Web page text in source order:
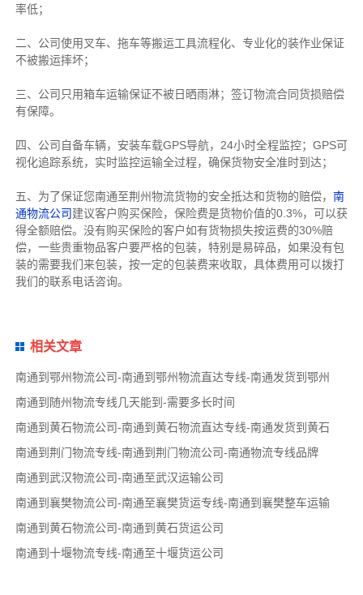
率低；
二、公司使用叉车、拖车等搬运工具流程化、专业化的装作业保证
不被搬运摔坏；
三、公司只用箱车运输保证不被日晒雨淋；签订物流合同货损赔偿
有保障。
四、公司自备车辆，安装车载GPS导航，24小时全程监控；GPS可
视化追踪系统，实时监控运输全过程，确保货物安全准时到达；
五、为了保证您南通至荆州物流货物的安全抵达和货物的赔偿， 南
通物流公司建议客户购买保险，保险费是货物价值的0.3%，可以获
得全额赔偿。没有购买保险的客户如有货物损失按运费的30%赔
偿，一些贵重物品客户要严格的包装，特别是易碎品，如果没有包
装的需要我们来包装，按一定的包装费来收取，具体费用可以拨打
我们的联系电话咨询。
相关文章
南通到鄂州物流公司-南通到鄂州物流直达专线-南通发货到鄂州
南通到随州物流专线几天能到-需要多长时间
南通到黄石物流公司-南通到黄石物流直达专线-南通发货到黄石
南通到荆门物流专线-南通到荆门物流公司-南通物流专线品牌
南通到武汉物流公司-南通至武汉运输公司
南通到襄樊物流公司-南通至襄樊货运专线-南通到襄樊整车运输
南通到黄石物流公司-南通到黄石货运公司
南通到十堰物流专线-南通至十堰货运公司